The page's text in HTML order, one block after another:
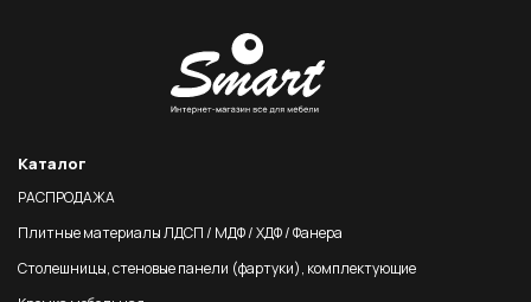
Каталог
РАСПРОДАЖА
Плитные материалы ЛДСП / МДФ / ХДФ / Фанера
Столешницы, стеновые панели (фартуки), комплектующие